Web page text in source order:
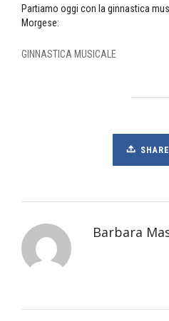
Partiamo oggi con la ginnastica
Morgese:
GINNASTICA MUSICALE
Barbara